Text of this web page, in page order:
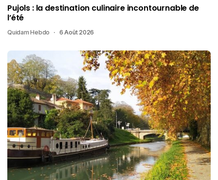
Pujols : la destination culinaire incontournable de
l’été
Quidam Hebdo 6 Août 2026